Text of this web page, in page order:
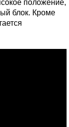
положение,
блок. Кроме